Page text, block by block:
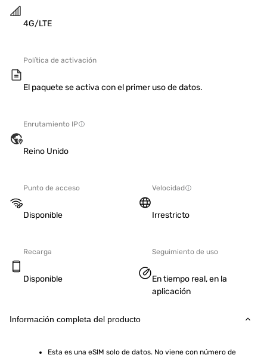
4G/LTE
Política de activación
El paquete se activa con el primer uso de datos.
Enrutamiento IP
Reino Unido
Punto de acceso
Disponible
Velocidad
Irrestricto
Recarga
Disponible
Seguimiento de uso
En tiempo real, en la
aplicación
Información completa del producto
Esta es una eSIM solo de datos. No viene con número de